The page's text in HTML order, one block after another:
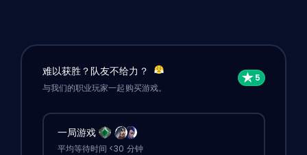
难以获胜？队友不给力？
与我们的职业玩家一起购买游戏。
一局游戏
平均等待时间 <30 分钟